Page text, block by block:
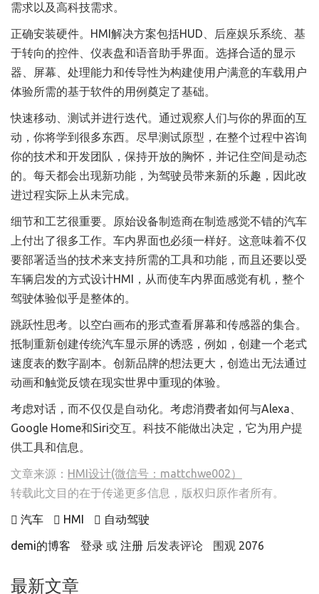
需求以及高科技需求。
正确安装硬件。HMI解决方案包括HUD、后座娱乐系统、基
于转向的控件、仪表盘和语音助手界面。选择合适的显示
器、屏幕、处理能力和传导性为构建使用户满意的车载用户
体验所需的基于软件的用例奠定了基础。
快速移动、测试并进行迭代。通过观察人们与你的界面的互
动，你将学到很多东西。尽早测试原型，在整个过程中咨询
你的技术和开发团队，保持开放的胸怀，并记住空间是动态
的。每天都会出现新功能，为驾驶员带来新的乐趣，因此改
进过程实际上从未完成。
细节和工艺很重要。原始设备制造商在制造感觉不错的汽车
上付出了很多工作。车内界面也必须一样好。这意味着不仅
要部署适当的技术来支持所需的工具和功能，而且还要以受
车辆启发的方式设计HMI，从而使车内界面感觉有机，整个
驾驶体验似乎是整体的。
跳跃性思考。以空白画布的形式查看屏幕和传感器的集合。
抵制重新创建传统汽车显示屏的诱惑，例如，创建一个老式
速度表的数字副本。创新品牌的想法更大，创造出无法通过
动画和触觉反馈在现实世界中重现的体验。
考虑对话，而不仅仅是自动化。考虑消费者如何与Alexa、
Google Home和Siri交互。科技不能做出决定，它为用户提
供工具和信息。
文章来源： HMI设计(微信号：mattchwe002）
转载此文目的在于传递更多信息，版权归原作者所有。
汽车 HMI 自动驾驶
demi的博客 登录 或 注册 后发表评论 围观 2076
最新文章